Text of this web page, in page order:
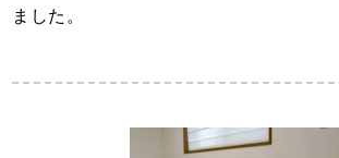
ました。